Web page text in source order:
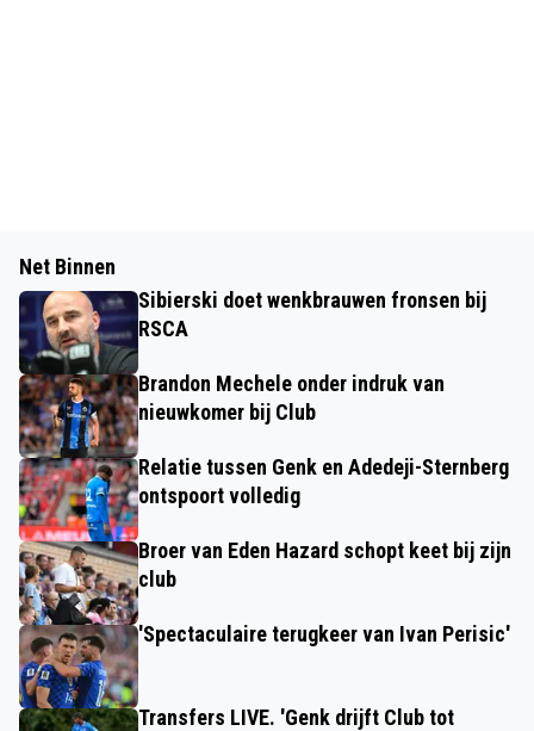
Net Binnen
Sibierski doet wenkbrauwen fronsen bij
RSCA
Brandon Mechele onder indruk van
nieuwkomer bij Club
Relatie tussen Genk en Adedeji-Sternberg
ontspoort volledig
Broer van Eden Hazard schopt keet bij zijn
club
'Spectaculaire terugkeer van Ivan Perisic'
Transfers LIVE. 'Genk drijft Club tot